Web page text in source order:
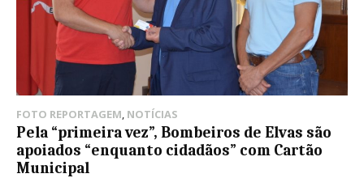
FOTO REPORTAGEM, NOTÍCIAS
Pela “primeira vez”, Bombeiros de Elvas são
apoiados “enquanto cidadãos” com Cartão
Municipal